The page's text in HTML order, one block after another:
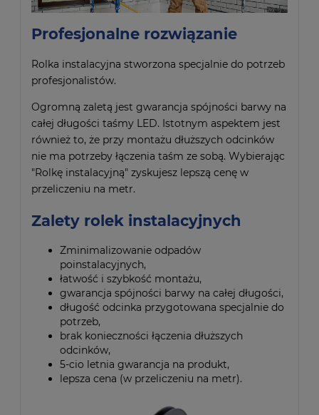
Profesjonalne rozwiązanie
Rolka instalacyjna stworzona specjalnie do potrzeb
profesjonalistów.
Ogromną zaletą jest gwarancja spójności barwy na
całej długości taśmy LED. Istotnym aspektem jest
również to, że przy montażu dłuższych odcinków
nie ma potrzeby łączenia taśm ze sobą. Wybierając
"Rolkę instalacyjną" zyskujesz lepszą cenę w
przeliczeniu na metr.
Zalety rolek instalacyjnych
Zminimalizowanie odpadów
poinstalacyjnych,
łatwość i szybkość montażu,
gwarancja spójności barwy na całej długości,
długość odcinka przygotowana specjalnie do
potrzeb,
brak konieczności łączenia dłuższych
odcinków,
5-cio letnia gwarancja na produkt,
lepsza cena (w przeliczeniu na metr).